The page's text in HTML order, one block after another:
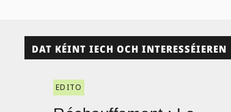
DAT KÉINT IECH OCH INTERESSÉIEREN
EDITO